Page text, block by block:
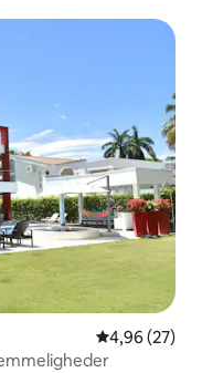
4,96 ud af 5 i
4,96 (27)